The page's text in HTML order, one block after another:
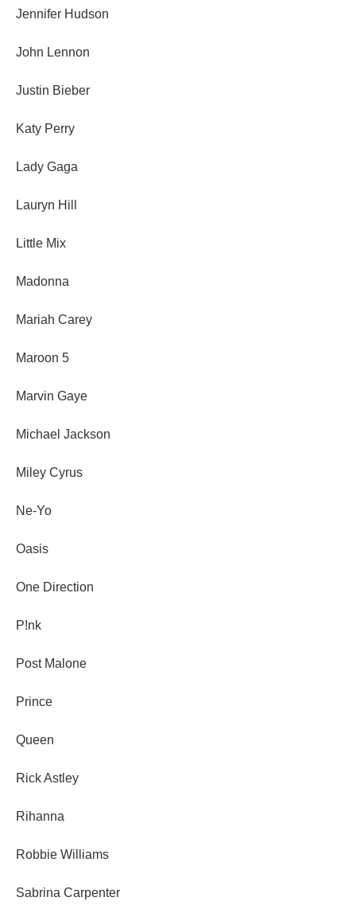
Jennifer Hudson
John Lennon
Justin Bieber
Katy Perry
Lady Gaga
Lauryn Hill
Little Mix
Madonna
Mariah Carey
Maroon 5
Marvin Gaye
Michael Jackson
Miley Cyrus
Ne-Yo
Oasis
One Direction
P!nk
Post Malone
Prince
Queen
Rick Astley
Rihanna
Robbie Williams
Sabrina Carpenter